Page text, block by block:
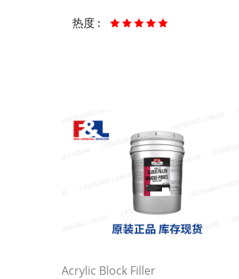
热度 :
Acrylic Block Filler